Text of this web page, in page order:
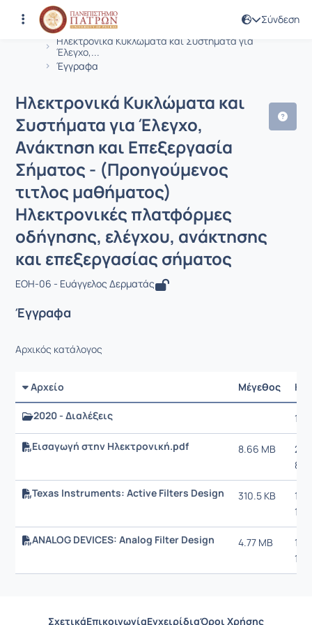
Σύνδεση
Αρχική Σελίδα
Ηλεκτρονικά Κυκλώματα και Συστήματα για
Έλεγχο,...
Έγγραφα
Μάθημα : Ηλεκτρονικά Κυκλώματα
Κωδικός : MSCI634
Ηλεκτρονικά Κυκλώματα και
Συστήματα για Έλεγχο,
Ανάκτηση και Επεξεργασία
Σήματος - (Προηγούμενος
τιτλος μαθήματος)
Ηλεκτρονικές πλατφόρμες
οδήγησης, ελέγχου, ανάκτησης
και επεξεργασίας σήματος
ΕΟΗ-06 - Ευάγγελος Δερματάς
Έγγραφα
Αρχικός κατάλογος
Αρχείο Μέγεθος
2020 - Διαλέξεις 17/
Εισαγωγή στην Ηλεκτρονική.pdf 8.66 MB
20/
Texas Instruments: Active Filters Design 310.5 KB
10/
ANALOG DEVICES: Analog Filter Design 4.77 MB
10/
ΣχετικάΕπικοινωνίαΕγχειρίδιαΌροι Χρήσης